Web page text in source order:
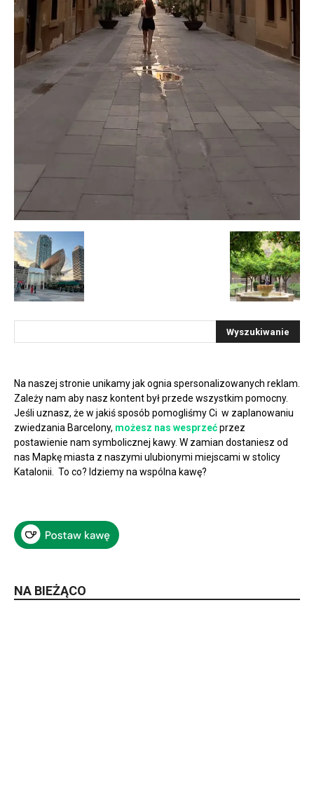
Na naszej stronie unikamy jak ognia spersonalizowanych reklam.
Zależy nam aby nasz kontent był przede wszystkim pomocny.
Jeśli uznasz, że w jakiś sposób pomogliśmy Ci w zaplanowaniu
zwiedzania Barcelony, możesz nas wesprzećprzez
postawienie nam symbolicznej kawy. W zamian dostaniesz od
nas Mapkę miasta z naszymi ulubionymi miejscami w stolicy
Katalonii. To co? Idziemy na wspólna kawę?
NA BIEŻĄCO